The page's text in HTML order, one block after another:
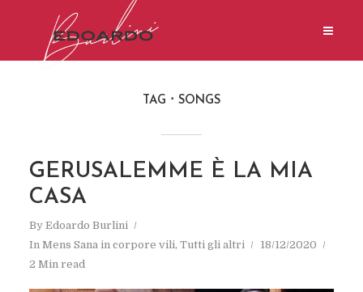
TAG SONGS
GERUSALEMME È LA MIA
CASA
By Edoardo Burlini
In Mens Sana in corpore vili, Tutti gli altri
18/12/2020
2 Min read